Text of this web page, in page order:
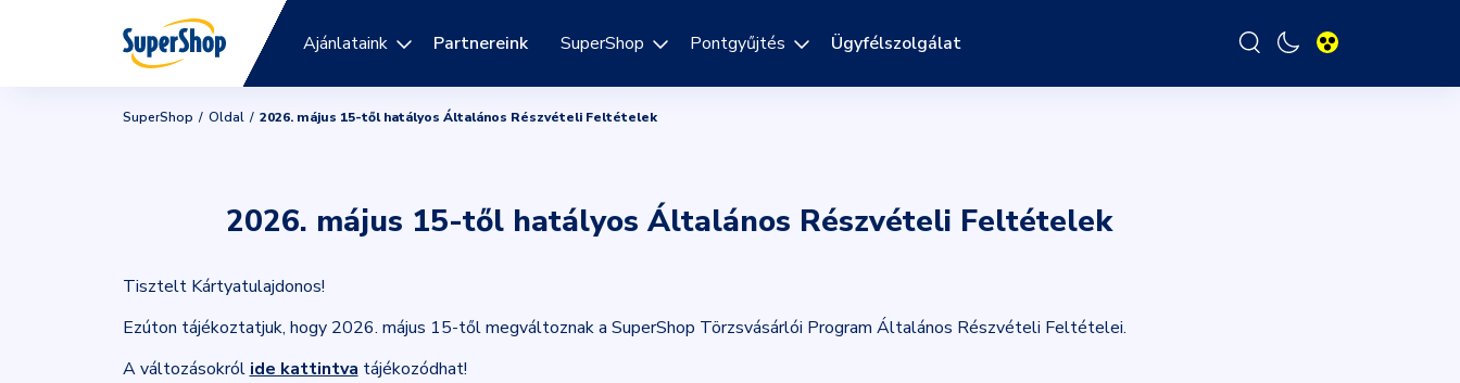
Ajánlataink Partnereink SuperShop Pontgyűjtés Ügyfélszolgálat
SuperShop Oldal 2026. május 15-től hatályos Általános Részvételi Feltételek
2026. május 15-től hatályos Általános Részvételi Feltételek
Tisztelt Kártyatulajdonos!
Ezúton tájékoztatjuk, hogy 2026. május 15-től megváltoznak a SuperShop Törzsvásárlói Program Általános Részvételi Feltételei.
A változásokról ide kattintva tájékozódhat!